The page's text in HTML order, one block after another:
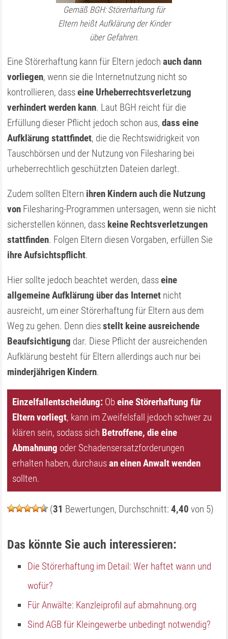
Gemäß BGH: Störerhaftung für
Eltern heißt Aufklärung der Kinder
über Gefahren.
Eine Störerhaftung kann für Eltern jedochauch dann
vorliegen, wenn sie die Internetnutzung nicht so
kontrollieren, dasseine Urheberrechtsverletzung
verhindert werden kann. Laut BGH reicht für die
Erfüllung dieser Pflicht jedoch schon aus,dass eine
Aufklärung stattfindet, die die Rechtswidrigkeit von
Tauschbörsen und der Nutzung von Filesharing bei
urheberrechtlich geschützten Dateien darlegt.
Zudem sollten Eltern ihren Kindern auch die Nutzung
von Filesharing-Programmen untersagen, wenn sie nicht
sicherstellen können, dass keine Rechtsverletzungen
stattfinden. Folgen Eltern diesen Vorgaben, erfüllen Sie
ihre Aufsichtspflicht.
Hier sollte jedoch beachtet werden, dasseine
allgemeine Aufklärung über das Internet nicht
ausreicht, um einer Störerhaftung für Eltern aus dem
Weg zu gehen. Denn diesstellt keine ausreichende
Beaufsichtigung dar. Diese Pflicht der ausreichenden
Aufklärung besteht für Eltern allerdings auch nur bei
minderjährigen Kindern.
Einzelfallentscheidung: Obeine Störerhaftung für
Eltern vorliegt, kann im Zweifelsfall jedoch schwer zu
klären sein, sodass sich Betroffene, die eine
Abmahnung oder Schadensersatzforderungen
erhalten haben, durchausan einen Anwalt wenden
sollten.
(31 Bewertungen, Durchschnitt:4,40 von 5)
Das könnte Sie auch interessieren:
Die Störerhaftung im Detail: Wer haftet wann und
wofür?
Für Anwälte: Kanzleiprofil auf abmahnung.org
Sind AGB für Kleingewerbe unbedingt notwendig?